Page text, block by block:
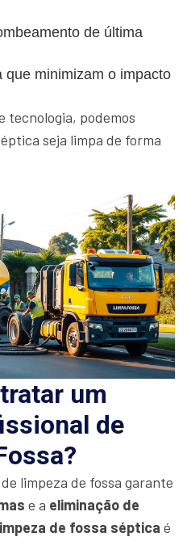
de última
que minimizam o impacto
tecnologia, podemos
seja limpa de forma
um
de
limpeza de fossa garante
e a eliminação de
de fossa séptica é